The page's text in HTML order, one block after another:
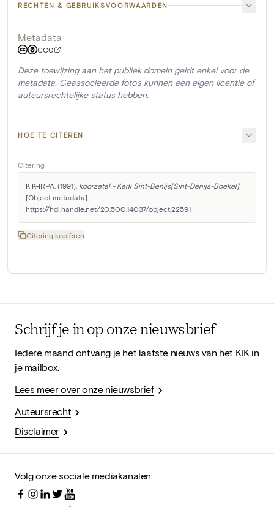
RECHTEN & GEBRUIKSVOORWAARDEN
Metadata
CC0
Deze toewijzing aan het publiek domein geldt enkel voor de
metadata. Geassocieerde foto's kunnen een eigen licentie of
auteursrechtelijke status hebben.
HOE TE CITEREN
Citering
KIK-IRPA. (1991). koorzetel - Kerk Sint-Denijs[Sint-Denijs-Boekel]
[Object metadata].
https://hdl.handle.net/20.500.14037/object.22591
Citering kopiëren
Schrijf je in op onze nieuwsbrief
Iedere maand ontvang je het laatste nieuws van het KIK in
je mailbox.
Lees meer over onze nieuwsbrief
Auteursrecht
Disclaimer
Volg onze sociale mediakanalen: